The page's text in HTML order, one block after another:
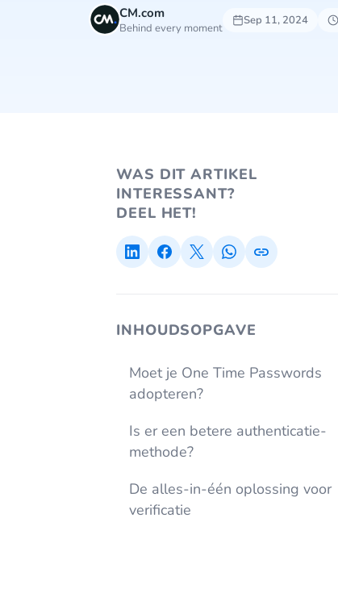
CM.com
Behind every moment
Sep 11, 2024
WAS DIT ARTIKEL
INTERESSANT?
DEEL HET!
INHOUDSOPGAVE
Moet je One Time Passwords
adopteren?
Is er een betere authenticatie-
methode?
De alles-in-één oplossing voor
verificatie